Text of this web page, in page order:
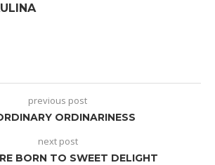
previous post
ORDINARINESS
next post
BORN TO SWEET DELIGHT